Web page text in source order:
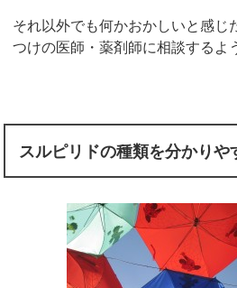
それ以外でも何かおかしいと感じ
つけの医師・薬剤師に相談するよ
スルピリドの種類を分かりや